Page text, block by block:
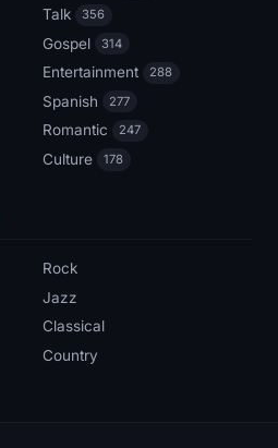
Talk 356
Gospel 314
Entertainment 288
Spanish 277
Romantic 247
Culture 178
Rock
Jazz
Classical
Country